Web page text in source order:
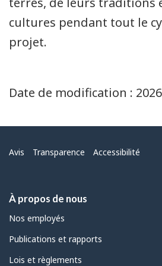
cultures pendant tout le
projet.
Date de modification :
Menu
Avis Transparence Accessibilité
À propos de nous
Nos employés
Publications et rapports
Lois et règlements